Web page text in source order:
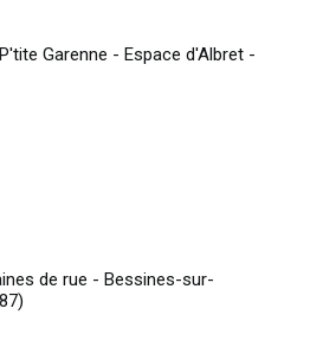
Garenne - Espace d'Albret -
de rue - Bessines-sur-